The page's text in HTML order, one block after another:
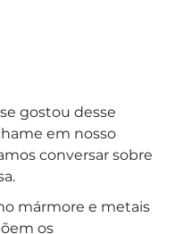
gostou desse
em nosso
conversar sobre
mármore e metais
os